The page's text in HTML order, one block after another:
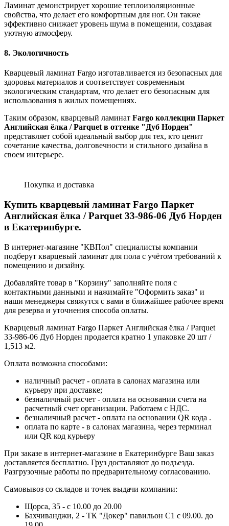
Ламинат демонстрирует хорошие теплоизоляционные
свойства, что делает его комфортным для ног. Он также
эффективно снижает уровень шума в помещении, создавая
уютную атмосферу.
8. Экологичность
Кварцевый ламинат Fargo изготавливается из безопасных для
здоровья материалов и соответствует современным
экологическим стандартам, что делает его безопасным для
использования в жилых помещениях.
Таким образом, кварцевый ламинат Fargo коллекции Паркет
Английская ёлка / Parquet в оттенке "Дуб Норден"
представляет собой идеальный выбор для тех, кто ценит
сочетание качества, долговечности и стильного дизайна в
своем интерьере.
Покупка и доставка
Купить кварцевый ламинат Fargo Паркет
Английская ёлка / Parquet 33-986-06 Дуб Норден
в Екатеринбурге.
В интернет-магазине "КВПол" специалисты компании
подберут кварцевый ламинат для пола с учётом требований к
помещению и дизайну.
Добавляйте товар в "Корзину" заполняйте поля с
контактными данными и нажимайте "Оформить заказ" и
наши менеджеры свяжутся с вами в ближайшее рабочее время
для резерва и уточнения способа оплаты.
Кварцевый ламинат Fargo Паркет Английская ёлка / Parquet
33-986-06 Дуб Норден продается кратно 1 упаковке 20 шт /
1,513 м2.
Оплата возможна способами:
наличный расчет - оплата в салонах магазина или
курьеру при доставке;
безналичный расчет - оплата на основании счета на
расчетный счет организации. Работаем с НДС.
безналичный расчет - оплата на основании QR кода .
оплата по карте - в салонах магазина, через терминал
или QR код курьеру
При заказе в интернет-магазине в Екатеринбурге Ваш заказ
доставляется бесплатно. Груз доставляют до подъезда.
Разгрузочные работы по предварительному согласованию.
Самовывоз со складов и точек выдачи компании:
Щорса, 35 - с 10.00 до 20.00
Бахчиванджи, 2 - ТК "Докер" павильон С1 с 09.00. до